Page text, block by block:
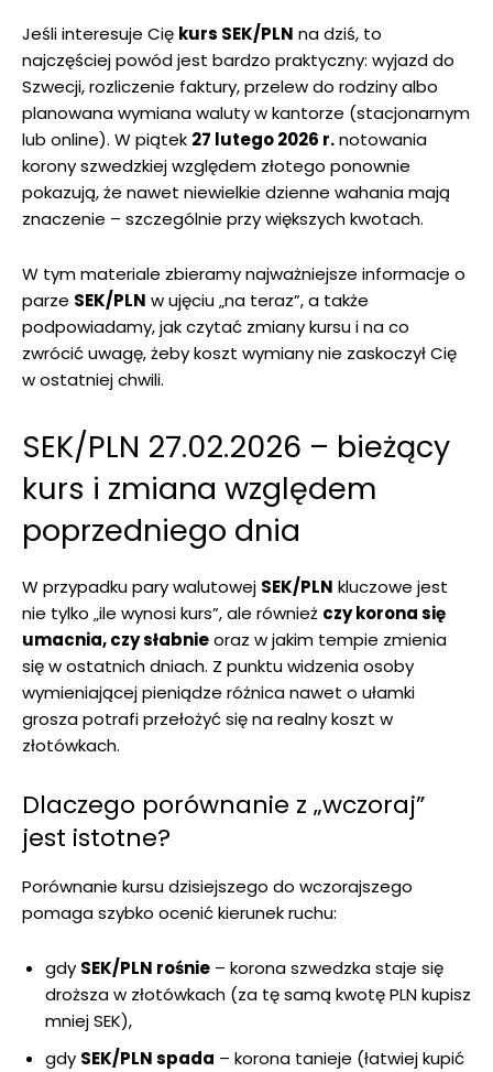
Jeśli interesuje Cię kurs SEK/PLN na dziś, to
najczęściej powód jest bardzo praktyczny: wyjazd do
Szwecji, rozliczenie faktury, przelew do rodziny albo
planowana wymiana waluty w kantorze (stacjonarnym
lub online). W piątek 27 lutego 2026 r.notowania
korony szwedzkiej względem złotego ponownie
pokazują, że nawet niewielkie dzienne wahania mają
znaczenie – szczególnie przy większych kwotach.
W tym materiale zbieramy najważniejsze informacje o
parze SEK/PLN w ujęciu „na teraz”, a także
podpowiadamy, jak czytać zmiany kursu i na co
zwrócić uwagę, żeby koszt wymiany nie zaskoczył Cię
w ostatniej chwili.
SEK/PLN 27.02.2026 – bieżący
kurs i zmiana względem
poprzedniego dnia
W przypadku pary walutowej SEK/PLN kluczowe jest
nie tylko „ile wynosi kurs”, ale również czy korona się
umacnia, czy słabnieoraz w jakim tempie zmienia
się w ostatnich dniach. Z punktu widzenia osoby
wymieniającej pieniądze różnica nawet o ułamki
grosza potrafi przełożyć się na realny koszt w
złotówkach.
Dlaczego porównanie z „wczoraj”
jest istotne?
Porównanie kursu dzisiejszego do wczorajszego
pomaga szybko ocenić kierunek ruchu:
gdy SEK/PLN rośnie – korona szwedzka staje się
droższa w złotówkach (za tę samą kwotę PLN kupisz
mniej SEK),
gdy SEK/PLN spada – korona tanieje (łatwiej kupić